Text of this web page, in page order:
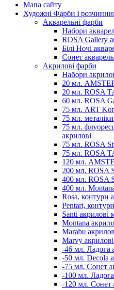
Мапа сайту
Художні Фарби і
Акварельні фарби
Набори
ROSA Gallery
Білі Ночі
Сонет
Акрилові фарби
Набори
20 мл.
20 мл. ROSA
60 мл. ROSA
75 мл. ART
75 мл.
75 мл.
акрилові
75 мл. ROSA
75 мл. ROSA
120 мл.
200 мл. ROSA
400 мл. ROSA
400 мл.
Rosa, контури
Pentart,
Santi акрилові
Montana
Marabu
Marvy
-46 мл. Ладога
-50 мл. Decola
-75 мл. Сонет
-100 мл.
-120 мл. Сонет